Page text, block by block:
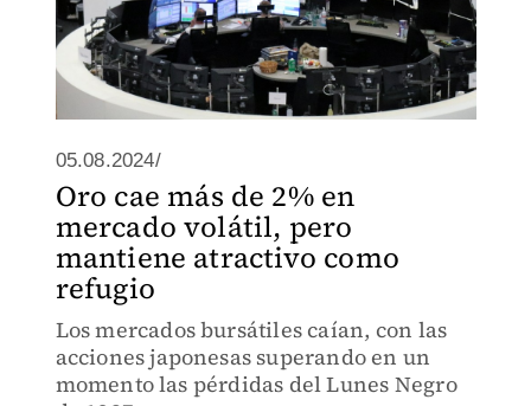
05.08.2024/
Oro cae más de 2% en
mercado volátil, pero
mantiene atractivo como
refugio
Los mercados bursátiles caían, con las
acciones japonesas superando en un
momento las pérdidas del Lunes Negro